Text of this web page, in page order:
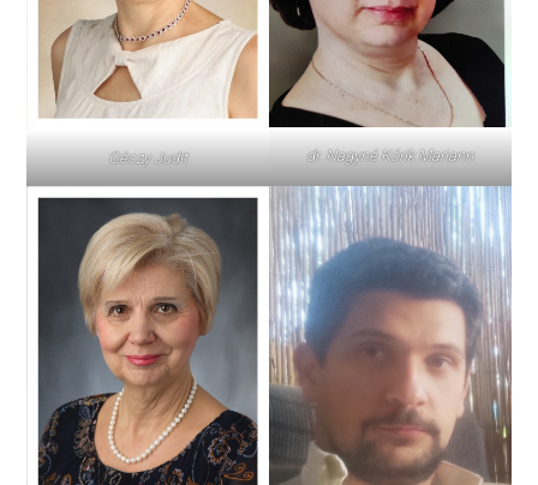
Géczy Judit dr. Nagyné Kórik Mariann